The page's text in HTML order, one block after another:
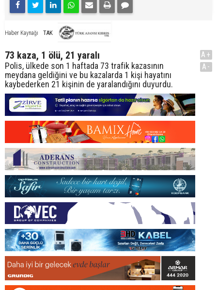
Haber Kaynağı TAK
73 kaza, 1 ölü, 21 yaralı
Polis, ülkede son 1 haftada 73 trafik kazasının
meydana geldiğini ve bu kazalarda 1 kişi hayatını
kaybederken 21 kişinin de yaralandığını duyurdu.
A+
A-